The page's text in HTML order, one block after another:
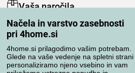
Načela in varstvo zasebnosti
pri 4home.si
4home.si prilagodimo vašim potrebam.
Glede na vaše vedenje na spletni strani
personaliziramo njeno vsebino in vam
Vaša naročila
Moj račun
Pregled naročil
Reklamacija
Odstop od kupoprodajne pogodbe
Pravila obdelave ocen